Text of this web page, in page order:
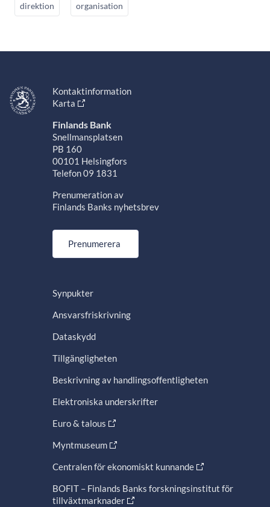
direktion organisation
Kontaktinformation
Karta
Finlands Bank
Snellmansplatsen
PB 160
00101 Helsingfors
Telefon 09 1831
Prenumeration av
Finlands Banks nyhetsbrev
Prenumerera
Synpukter
Ansvarsfriskrivning
Dataskydd
Tillgängligheten
Beskrivning av handlingsoffentligheten
Elektroniska underskrifter
Euro & talous
Myntmuseum
Centralen för ekonomiskt kunnande
BOFIT – Finlands Banks forskningsinstitut för
tillväxtmarknader